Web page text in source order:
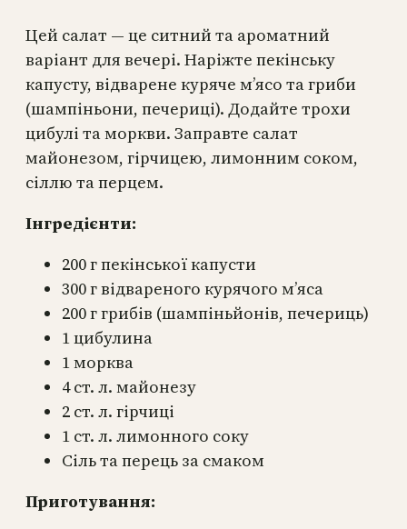
Цей салат — це ситний та ароматний
варіант для вечері. Наріжте пекінську
капусту, відварене куряче м’ясо та гриби
(шампіньони, печериці). Додайте трохи
цибулі та моркви. Заправте салат
майонезом, гірчицею, лимонним соком,
сіллю та перцем.
Інгредієнти:
200 г пекінської капусти
300 г відвареного курячого м’яса
200 г грибів (шампіньйонів, печериць)
1 цибулина
1 морква
4 ст. л. майонезу
2 ст. л. гірчиці
1 ст. л. лимонного соку
Сіль та перець за смаком
Приготування: